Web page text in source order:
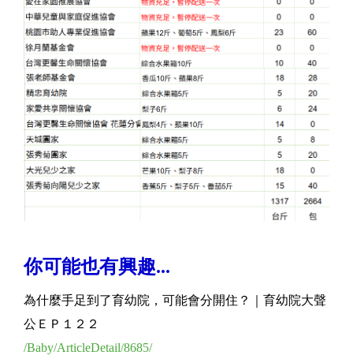
你可能也有興趣...
為什麼手足到了育幼院，可能會分開住？｜育幼院大聲
公ＥＰ１２２
/Baby/ArticleDetail/8685/